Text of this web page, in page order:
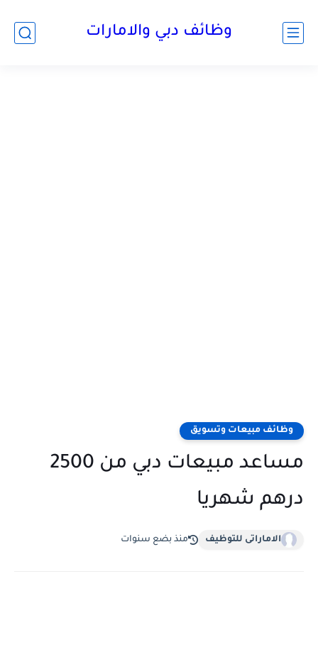
وظائف دبي والامارات
وظائف مبيعات وتسويق
مساعد مبيعات دبي من 2500
درهم شهريا
الاماراتى للتوظيف منذ بضع سنوات